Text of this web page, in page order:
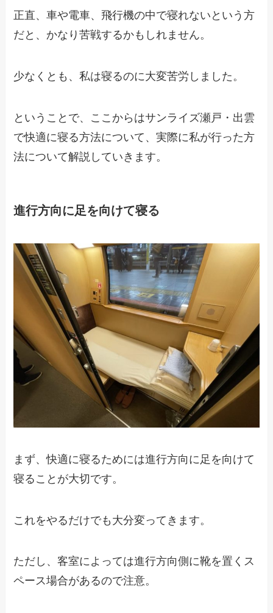
正直、車や電車、飛行機の中で寝れないという方
だと、かなり苦戦するかもしれません。
少なくとも、私は寝るのに大変苦労しました。
ということで、ここからはサンライズ瀬戸・出雲
で快適に寝る方法について、実際に私が行った方
法について解説していきます。
進行方向に足を向けて寝る
まず、快適に寝るためには進行方向に足を向けて
寝ることが大切です。
これをやるだけでも大分変ってきます。
ただし、客室によっては進行方向側に靴を置くス
ペース場合があるので注意。